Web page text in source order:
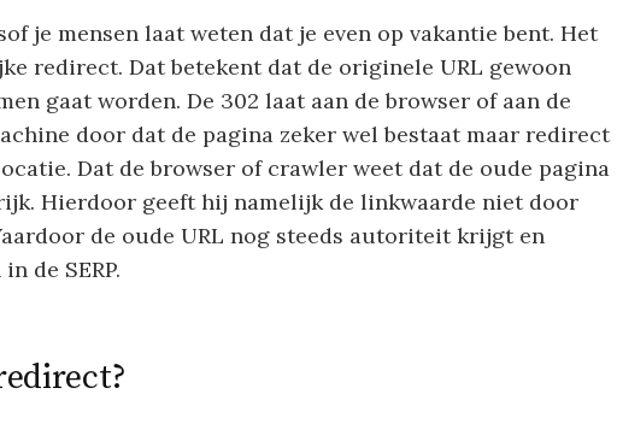
je mensen laat weten dat je even op vakantie bent. Het
redirect. Dat betekent dat de originele URL gewoon
gaat worden. De 302 laat aan de browser of aan de
door dat de pagina zeker wel bestaat maar redirect
Dat de browser of crawler weet dat de oude pagina
Hierdoor geeft hij namelijk de linkwaarde niet door
de oude URL nog steeds autoriteit krijgt en
de SERP.